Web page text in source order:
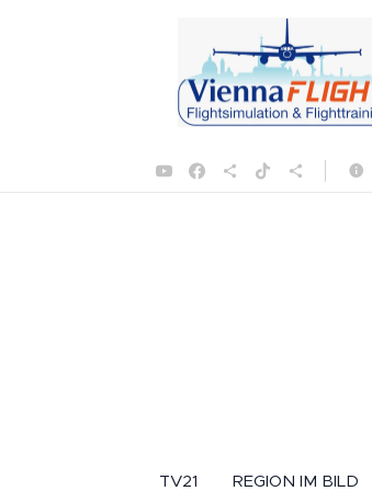
TV21 REGION IM BILD